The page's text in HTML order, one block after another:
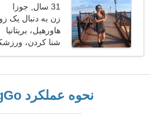
31 سال, جوزا
زن به دنبال یک زوج
هاورهیل، بریتانیا
شنا كردن،
نحوه عملکرد GbrDatingGo